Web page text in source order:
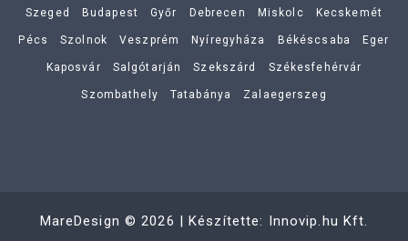
Szeged Budapest Győr Debrecen Miskolc Kecskemét
Pécs Szolnok Veszprém Nyíregyháza Békéscsaba Eger
Kaposvár Salgótarján Szekszárd Székesfehérvár
Szombathely Tatabánya Zalaegerszeg
MareDesign ©2026 | Készítette: Innovip.hu Kft.